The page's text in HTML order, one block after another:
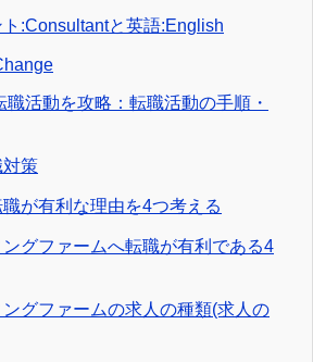
:Consultantと英語:English
活動を攻略：転職活動の手順・
策
が有利な理由を4つ考える
グファームへ転職が有利である4
グファームの求人の種類(求人の